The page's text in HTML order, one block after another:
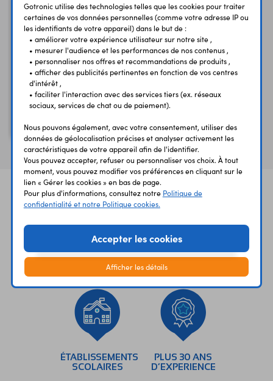
Panne PX80HRT08D
longue durée 0,8 mm
UNE QUESTION?
PAIEMENT
SÉCURISÉ
LIVRAISON
ÉTABLISSEMENTS
SCOLAIRES
PLUS 30 ANS
D’EXPERIENCE
Gotronic utilise des technologies telles que les cookies pour traiter
certaines de vos données personnelles (comme votre adresse IP ou
les identifiants de votre appareil) dans le but de :
• améliorer votre expérience utilisateur sur notre site ,
• mesurer l'audience et les performances de nos contenus ,
• personnaliser nos offres et recommandations de produits ,
• afficher des publicités pertinentes en fonction de vos centres
d'intérêt ,
• faciliter l'interaction avec des services tiers (ex. réseaux
sociaux, services de chat ou de paiement).
Nous pouvons également, avec votre consentement, utiliser des
données de géolocalisation précises et analyser activement les
caractéristiques de votre appareil afin de l'identifier.
Vous pouvez accepter, refuser ou personnaliser vos choix. À tout
moment, vous pouvez modifier vos préférences en cliquant sur le
lien « Gérer les cookies » en bas de page.
Pour plus d'informations, consultez notre Politique de
confidentialité et notre Politique cookies.
Accepter les cookies
Afficher les détails